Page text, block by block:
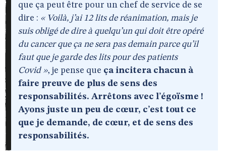
que ça peut être pour un chef de service de se
dire : « Voilà, j’ai 12 lits de réanimation, mais je
suis obligé de dire à quelqu’un qui doit être opéré
du cancer que ça ne sera pas demain parce qu’il
faut que je garde des lits pour des patients
Covid », je pense que ça incitera chacun à
faire preuve de plus de sens des
responsabilités. Arrêtons avec l’égoïsme !
Ayons juste un peu de cœur, c’est tout ce
que je demande, de cœur, et de sens des
responsabilités.